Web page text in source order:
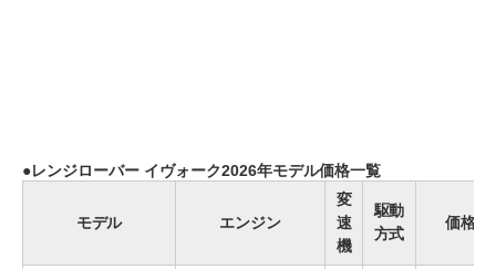
レンジローバー イヴォーク2026年モデル価格一覧
モデル エンジン
変
速
機
駆動
方式
価格